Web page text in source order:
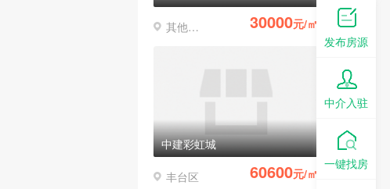
其他区县 30000元/㎡
中建彩虹城
丰台区 60600元/㎡
发布房源
中介入驻
一键找房